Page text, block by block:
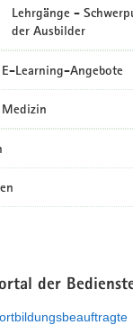
Lehrgänge -
der Ausbilder
Learning-Angebote
der